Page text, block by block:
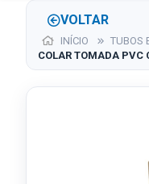
VOLTAR
INÍCIO TUBOS
COLAR TOMADA PVC